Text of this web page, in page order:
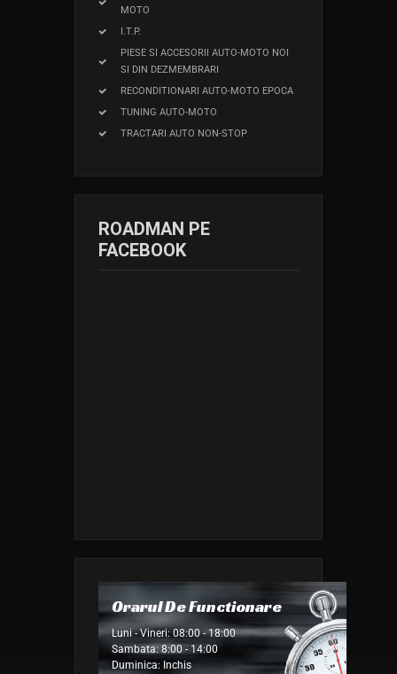
MOTO
I.T.P.
PIESE SI ACCESORII AUTO-MOTO NOI
SI DIN DEZMEMBRARI
RECONDITIONARI AUTO-MOTO EPOCA
TUNING AUTO-MOTO
TRACTARI AUTO NON-STOP
ROADMAN PE
FACEBOOK
Orarul De Functionare
Luni - Vineri: 08:00 - 18:00
Sambata: 8:00 - 14:00
Duminica: Inchis